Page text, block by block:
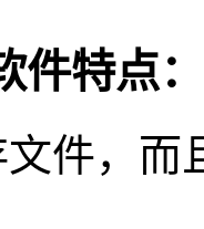
件特点：
件，